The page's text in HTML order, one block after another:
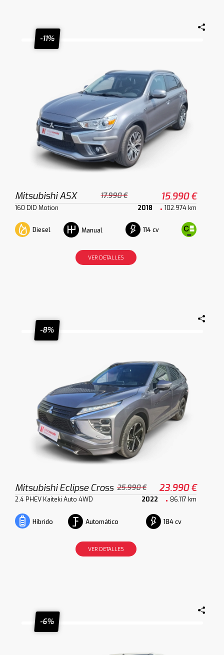
-11%
Mitsubishi ASX 17.990 € 15.990 €
160 DID Motion 2018 102.974 km
Diesel Manual 114 cv
VER DETALLES
-8%
Mitsubishi Eclipse Cross 25.990 € 23.990 €
2.4 PHEV Kaiteki Auto 4WD 2022 86.117 km
Híbrido Automático 184 cv
VER DETALLES
-6%